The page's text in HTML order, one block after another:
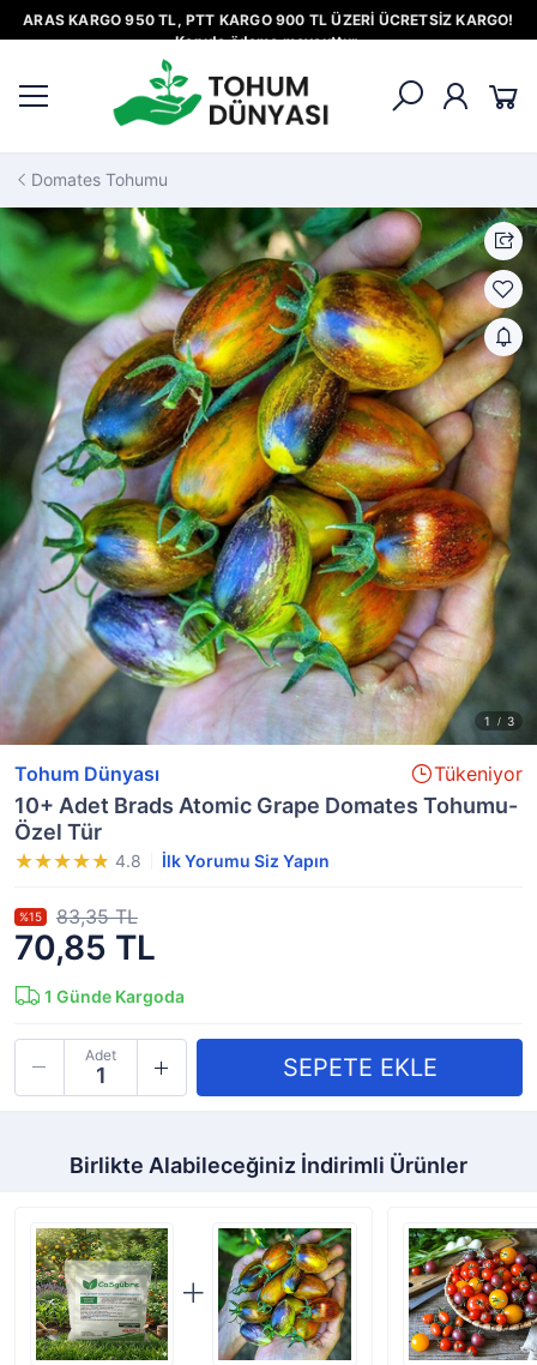
ARAS KARGO 950 TL, PTT KARGO 900 TL ÜZERİ ÜCRETSİZ KARGO!
Kapıda ödeme mevcuttur.
Domates Tohumu
Tohum Dünyası Tükeniyor
10+ Adet Brads Atomic Grape Domates Tohumu-
Özel Tür
4.8 İlk Yorumu Siz Yapın
70,85 TL
%15 83,35 TL
1 Günde Kargoda
Adet
Birlikte Alabileceğiniz İndirimli Ürünler